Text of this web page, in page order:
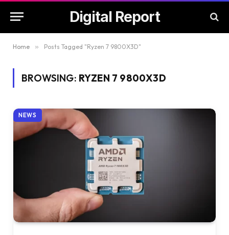
Digital Report
Home » Posts Tagged "Ryzen 7 9800X3D"
BROWSING: RYZEN 7 9800X3D
NEWS